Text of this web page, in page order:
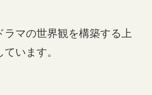
ラマの世界観を構築する上
います。